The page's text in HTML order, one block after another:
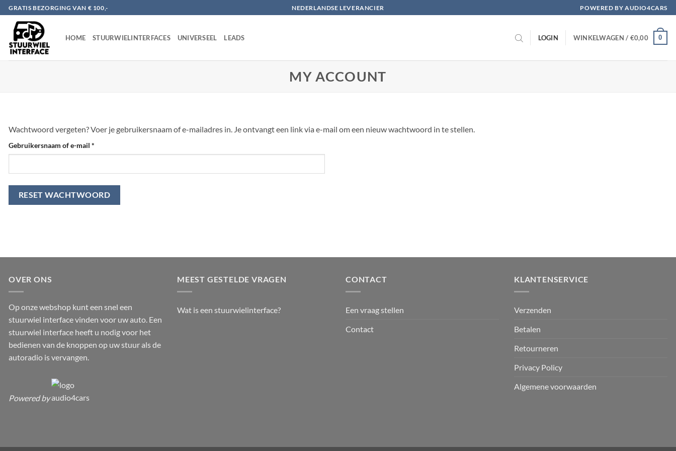
Ga
naar
inhoud
GRATIS BEZORGING VAN € 100,- NEDERLANDSE LEVERANCIER POWERED BY AUDIO4CARS
HOME STUURWIELINTERFACES UNIVERSEEL LEADS LOGIN WINKELWAGEN / €0,00 0
MY ACCOUNT
Wachtwoord vergeten? Voer je gebruikersnaam of e-mailadres in. Je ontvangt een link via e-mail om een nieuw wachtwoord in te stellen.
Gebruikersnaam of e-mail *
RESET WACHTWOORD
OVER ONS
Op onze webshop kunt een snel een
stuurwiel interface vinden voor uw auto. Een
stuurwiel interface heeft u nodig voor het
bedienen van de knoppen op uw stuur als de
autoradio is vervangen.
Powered by
MEEST GESTELDE VRAGEN
Wat is een stuurwielinterface?
CONTACT
Een vraag stellen
Contact
KLANTENSERVICE
Verzenden
Betalen
Retourneren
Privacy Policy
Algemene voorwaarden